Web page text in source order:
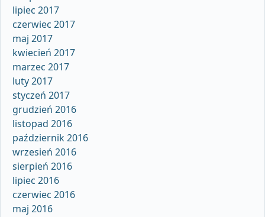
lipiec 2017
czerwiec 2017
maj 2017
kwiecień 2017
marzec 2017
luty 2017
styczeń 2017
grudzień 2016
listopad 2016
październik 2016
wrzesień 2016
sierpień 2016
lipiec 2016
czerwiec 2016
maj 2016